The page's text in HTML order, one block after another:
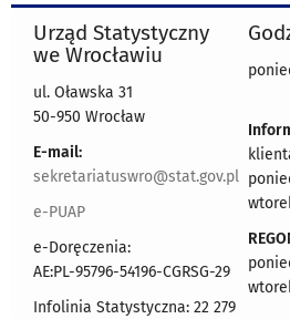
Urząd Statystyczny
we Wrocławiu
ul. Oławska 31
50-950 Wrocław
E-mail:
sekretariatuswro@stat.gov.pl
e-PUAP
e-Doręczenia:
AE:PL-95796-54196-CGRSG-29
Infolinia Statystyczna: 22 279